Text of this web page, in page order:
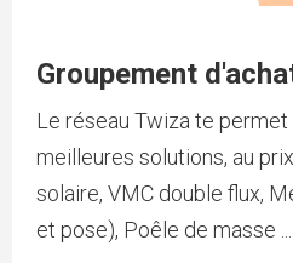
Groupement
Le réseau Twiza te
meilleures solutions, au
solaire, VMC double flux,
et pose), Poêle de masse ...